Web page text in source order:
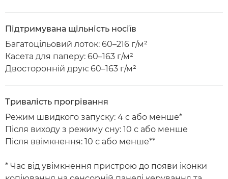
Підтримувана щільність носіїв
Багатоцільовий лоток: 60–216 г/м²
Касета для паперу: 60–163 г/м²
Двосторонній друк: 60–163 г/м²
Тривалість прогрівання
Режим швидкого запуску: 4 с або менше*
Після виходу з режиму сну: 10 с або менше
Після ввімкнення: 10 с або менше**
* Час від увімкнення пристрою до появи іконки